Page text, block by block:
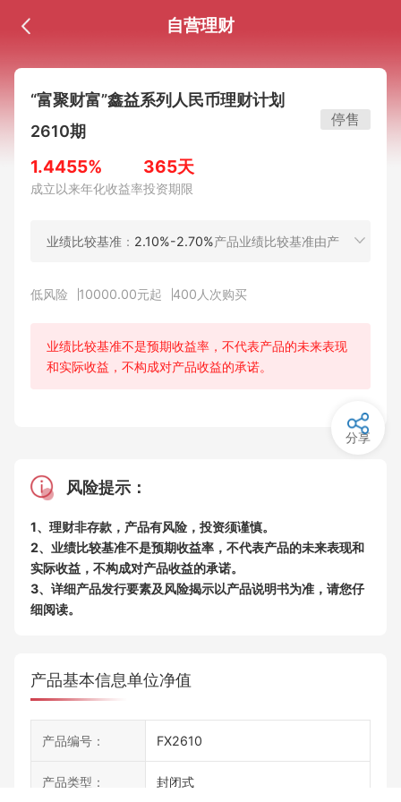
自营理财
分享
“富聚财富”鑫益系列人民币理财计划
2610期
停售
1.4455%
成立以来年化收益率
365天
投资期限
业绩比较基准： 2.10%-2.70%产品业绩比较基准由产
出。该业绩比较基准仅作为产品投资管理的业绩比较基
保证。业绩比较基准用于确定产品管理人是否收取超额
业绩报酬(如有)，投资者所能获得的最终收益以产品管
低风险 10000.00元起 400 人次购买
业绩比较基准不是预期收益率，不代表产品的未来表现
和实际收益，不构成对产品收益的承诺。
风险提示：
1、理财非存款，产品有风险，投资须谨慎。
2、业绩比较基准不是预期收益率，不代表产品的未来表现和
实际收益，不构成对产品收益的承诺。
3、详细产品发行要素及风险揭示以产品说明书为准，请您仔
细阅读。
产品基本信息单位净值
产品编号： FX2610
产品类型： 封闭式